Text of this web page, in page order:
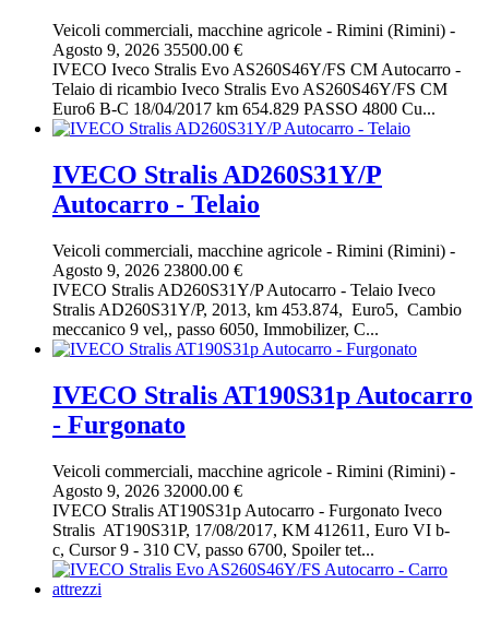
Veicoli commerciali, macchine agricole - Rimini (Rimini) -
Agosto 9, 2026 35500.00 €
IVECO Iveco Stralis Evo AS260S46Y/FS CM Autocarro -
Telaio di ricambio Iveco Stralis Evo AS260S46Y/FS CM
Euro6 B-C 18/04/2017 km 654.829 PASSO 4800 Cu...
IVECO Stralis AD260S31Y/P
Autocarro - Telaio
Veicoli commerciali, macchine agricole - Rimini (Rimini) -
Agosto 9, 2026 23800.00 €
IVECO Stralis AD260S31Y/P Autocarro - Telaio Iveco
Stralis AD260S31Y/P, 2013, km 453.874, Euro5, Cambio
meccanico 9 vel,, passo 6050, Immobilizer, C...
IVECO Stralis AT190S31p Autocarro
- Furgonato
Veicoli commerciali, macchine agricole - Rimini (Rimini) -
Agosto 9, 2026 32000.00 €
IVECO Stralis AT190S31p Autocarro - Furgonato Iveco
Stralis AT190S31P, 17/08/2017, KM 412611, Euro VI b-
c, Cursor 9 - 310 CV, passo 6700, Spoiler tet...